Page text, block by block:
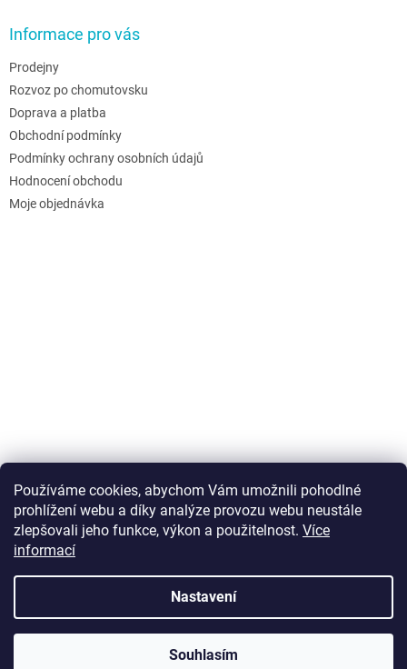
Používáme cookies, abychom Vám umožnili pohodlné
prohlížení webu a díky analýze provozu webu neustále
zlepšovali jeho funkce, výkon a použitelnost. Více
informací
Nastavení
Souhlasím
Informace pro vás
Prodejny
Rozvoz po chomutovsku
Doprava a platba
Obchodní podmínky
Podmínky ochrany osobních údajů
Hodnocení obchodu
Moje objednávka
Upravit nastavení cookies